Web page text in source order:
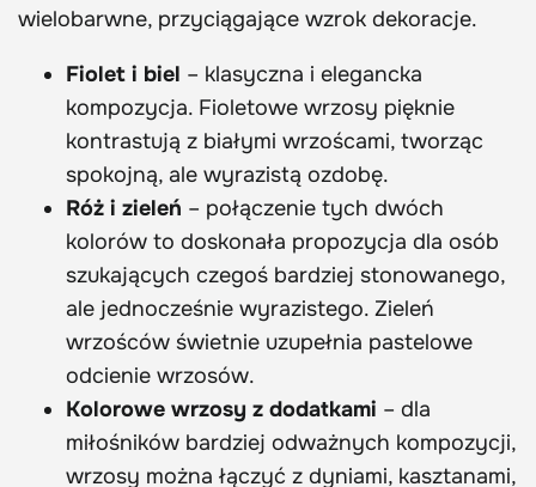
wielobarwne, przyciągające wzrok dekoracje.
Fiolet i biel – klasyczna i elegancka
kompozycja. Fioletowe wrzosy pięknie
kontrastują z białymi wrzoścami, tworząc
spokojną, ale wyrazistą ozdobę.
Róż i zieleń – połączenie tych dwóch
kolorów to doskonała propozycja dla osób
szukających czegoś bardziej stonowanego,
ale jednocześnie wyrazistego. Zieleń
wrzośców świetnie uzupełnia pastelowe
odcienie wrzosów.
Kolorowe wrzosy z dodatkami – dla
miłośników bardziej odważnych kompozycji,
wrzosy można łączyć z dyniami, kasztanami,